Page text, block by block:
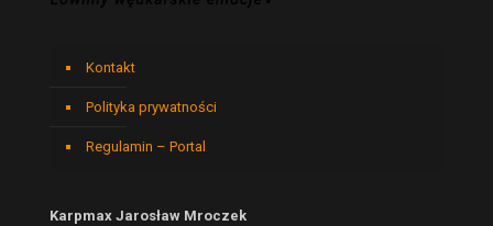
Kontakt
Polityka prywatności
Regulamin – Portal
Karpmax Jarosław Mroczek